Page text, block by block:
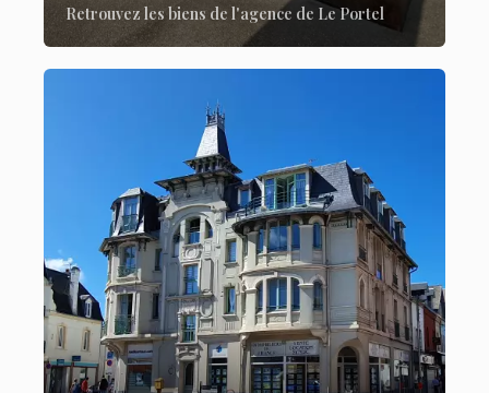
Retrouvez les biens de l'agence de Le Portel